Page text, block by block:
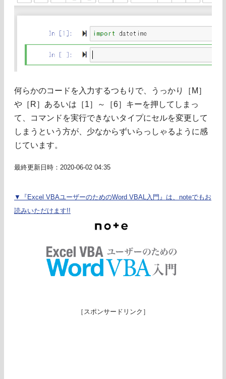
何らかのコードを入力するつもりで、うっかり［M］
や［R］あるいは［1］～［6］キーを押してしまっ
て、コマンドを実行できないタイプにセルを変更して
しまうという方が、少なからずいらっしゃるように感
じています。
最終更新日時：2020-06-02 04:35
▼『Excel VBAユーザーのためのWord VBAL入門』は、noteでもお
読みいただけます!!
［スポンサードリンク］